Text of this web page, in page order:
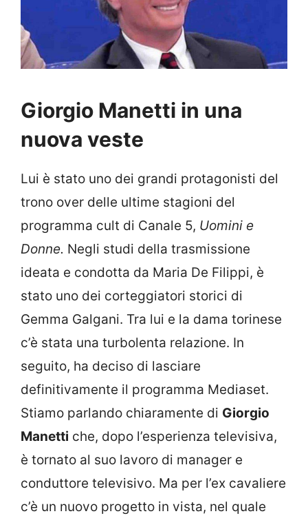
Giorgio Manetti in una
nuova veste
Lui è stato uno dei grandi protagonisti del
trono over delle ultime stagioni del
programma cult di Canale 5, Uomini e
Donne. Negli studi della trasmissione
ideata e condotta da Maria De Filippi, è
stato uno dei corteggiatori storici di
Gemma Galgani. Tra lui e la dama torinese
c’è stata una turbolenta relazione. In
seguito, ha deciso di lasciare
definitivamente il programma Mediaset.
Stiamo parlando chiaramente di Giorgio
Manetti che, dopo l’esperienza televisiva,
è tornato al suo lavoro di manager e
conduttore televisivo. Ma per l’ex cavaliere
c’è un nuovo progetto in vista, nel quale